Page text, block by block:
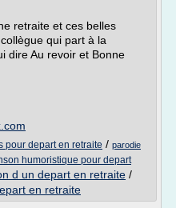
retraite et ces belles
qui part à la
dire Au revoir et Bonne
pour depart en retraite / parodie
humoristique pour depart
d un depart en retraite /
en retraite